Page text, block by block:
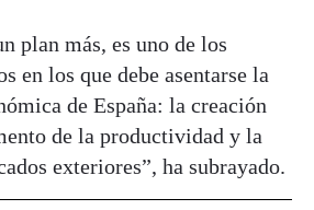
plan más, es uno de los
en los que debe asentarse la
de España: la creación
de la productividad y la
exteriores”, ha subrayado.